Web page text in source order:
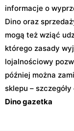
informacje o
Dino oraz
mogą też wziąć
którego zasady
lojalnościowy
później można
sklepu –
Dino gazetka